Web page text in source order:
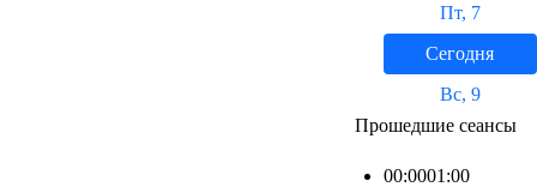
Пт, 7
Сегодня
Вс, 9
Прошедшие сеансы
00:0001:00